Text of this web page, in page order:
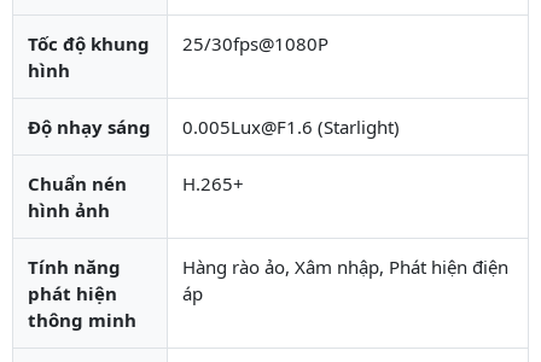
Tốc độ khung
hình
25/30fps@1080P
Độ nhạy sáng 0.005Lux@F1.6 (Starlight)
Chuẩn nén
hình ảnh
H.265+
Tính năng
phát hiện
thông minh
Hàng rào ảo, Xâm nhập, Phát hiện điện
áp